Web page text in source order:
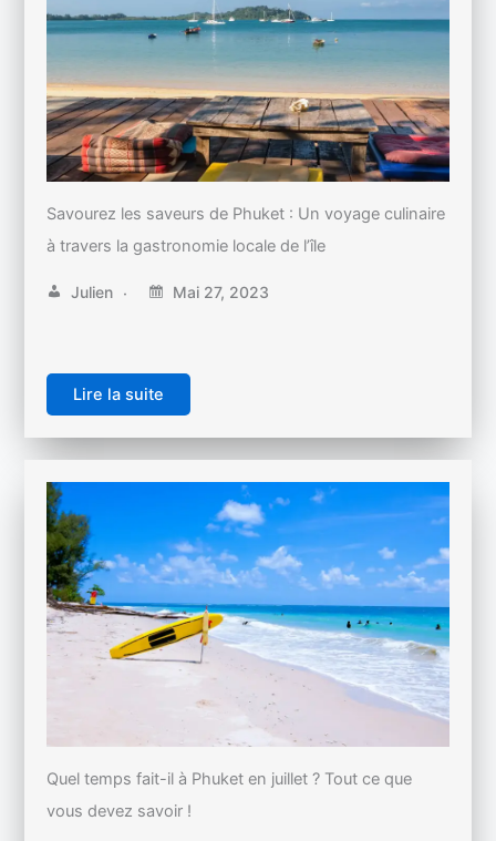
Savourez les saveurs de Phuket : Un voyage culinaire
à travers la gastronomie locale de l’île
Julien Mai 27, 2023
Lire la suite
Quel temps fait-il à Phuket en juillet ? Tout ce que
vous devez savoir !